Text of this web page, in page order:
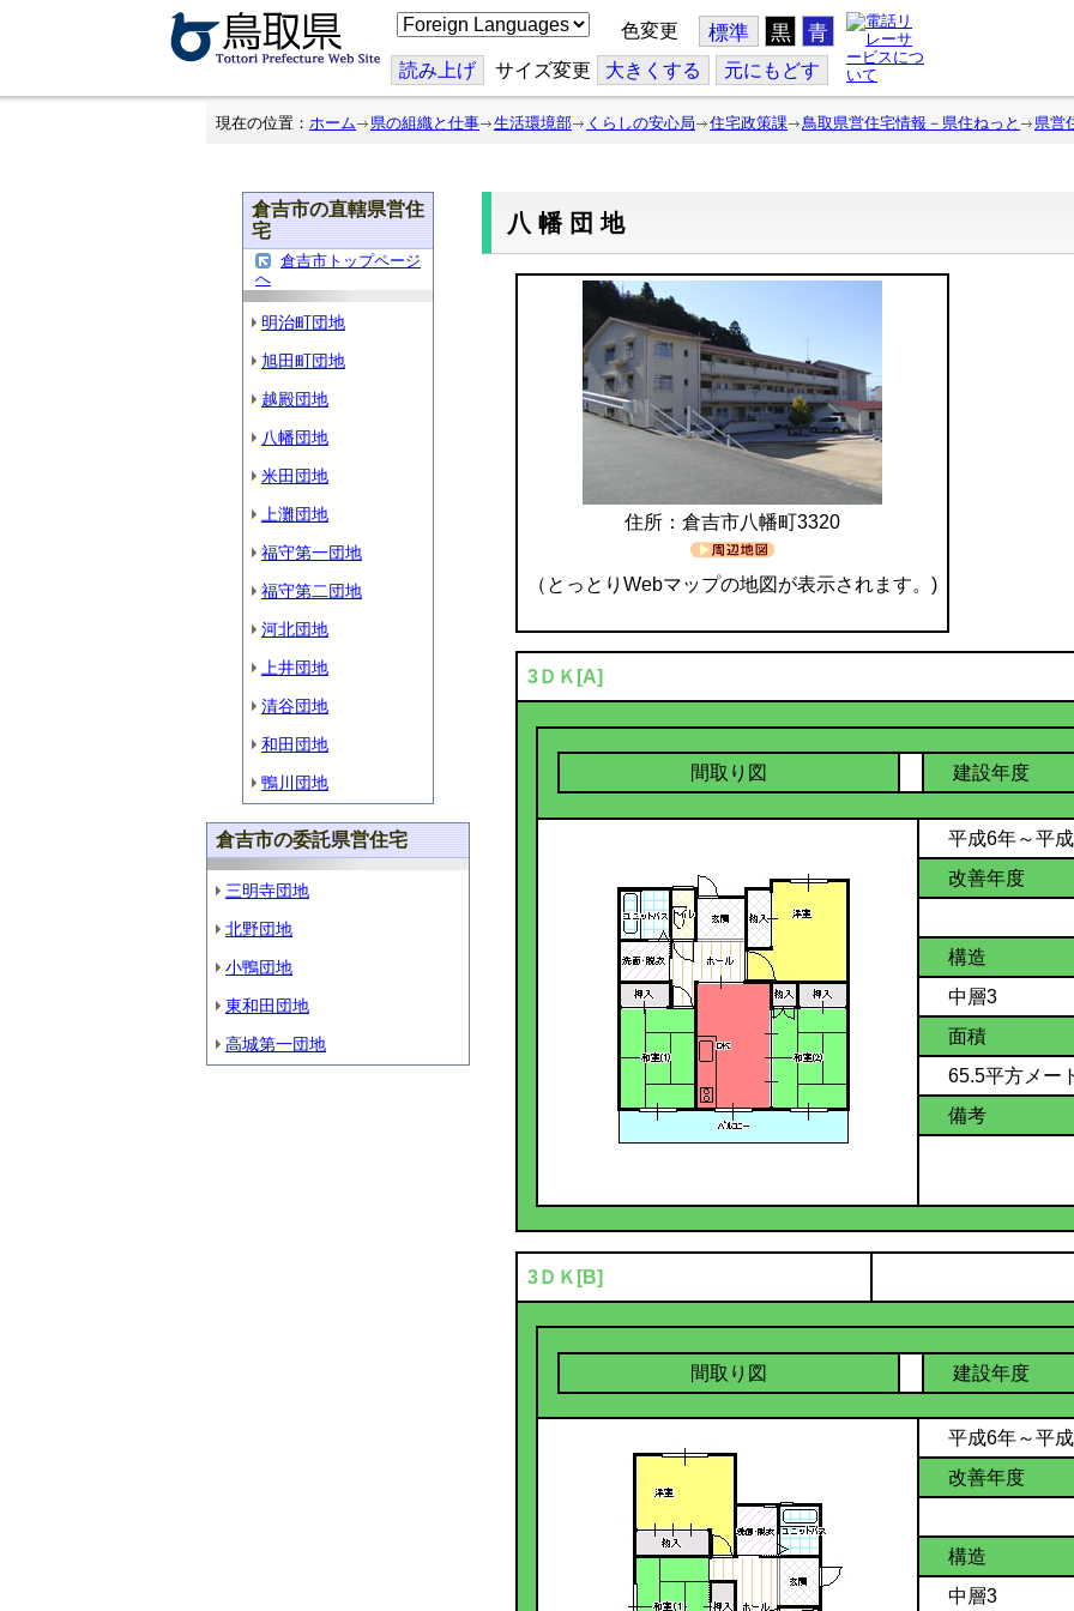
こ
の
ジ
を
翻
色変更 標準 黒 青
読み上げ サイズ変更 大きくする 元にもどす
現在の位置： ホーム 県の組織と仕事 生活環境部 くらしの安心局 住宅政策課 鳥取県営住宅情報－県住ねっと 県営
倉吉市の直轄県営住
宅
倉吉市トップページ
へ
明治町団地
旭田町団地
越殿団地
八幡団地
米田団地
上灘団地
福守第一団地
福守第二団地
河北団地
上井団地
清谷団地
和田団地
鴨川団地
倉吉市の委託県営住宅
三明寺団地
北野団地
小鴨団地
東和田団地
高城第一団地
八幡団地
住所：倉吉市八幡町3320
（とっとりWebマップの地図が表示されます。)
3ＤＫ[A]
間取り図 建設年度
平成6年～平
改善年度
構造
中層3
面積
65.5平方メー
備考
3ＤＫ[B]
間取り図 建設年度
平成6年～平
改善年度
構造
中層3